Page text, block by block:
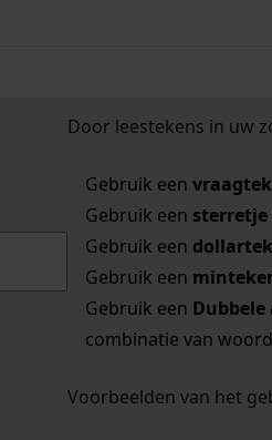
Door leestekens in uw
Gebruik een
Gebruik een sterretje
Gebruik een
Gebruik een
Gebruik een
combinatie van
Voorbeelden van het